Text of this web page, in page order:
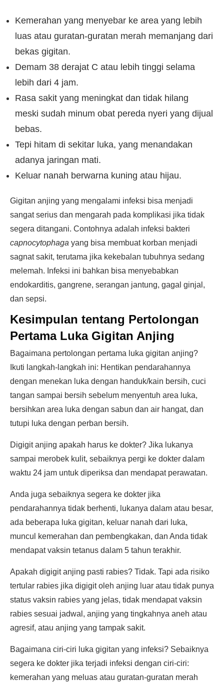
Kemerahan yang menyebar ke area yang lebih
luas atau guratan-guratan merah memanjang dari
bekas gigitan.
Demam 38 derajat C atau lebih tinggi selama
lebih dari 4 jam.
Rasa sakit yang meningkat dan tidak hilang
meski sudah minum obat pereda nyeri yang dijual
bebas.
Tepi hitam di sekitar luka, yang menandakan
adanya jaringan mati.
Keluar nanah berwarna kuning atau hijau.
Gigitan anjing yang mengalami infeksi bisa menjadi
sangat serius dan mengarah pada komplikasi jika tidak
segera ditangani. Contohnya adalah infeksi bakteri
capnocytophaga yang bisa membuat korban menjadi
sagnat sakit, terutama jika kekebalan tubuhnya sedang
melemah. Infeksi ini bahkan bisa menyebabkan
endokarditis, gangrene, serangan jantung, gagal ginjal,
dan sepsi.
Kesimpulan tentang Pertolongan
Pertama Luka Gigitan Anjing
Bagaimana pertolongan pertama luka gigitan anjing?
Ikuti langkah-langkah ini: Hentikan pendarahannya
dengan menekan luka dengan handuk/kain bersih, cuci
tangan sampai bersih sebelum menyentuh area luka,
bersihkan area luka dengan sabun dan air hangat, dan
tutupi luka dengan perban bersih.
Digigit anjing apakah harus ke dokter? Jika lukanya
sampai merobek kulit, sebaiknya pergi ke dokter dalam
waktu 24 jam untuk diperiksa dan mendapat perawatan.
Anda juga sebaiknya segera ke dokter jika
pendarahannya tidak berhenti, lukanya dalam atau besar,
ada beberapa luka gigitan, keluar nanah dari luka,
muncul kemerahan dan pembengkakan, dan Anda tidak
mendapat vaksin tetanus dalam 5 tahun terakhir.
Apakah digigit anjing pasti rabies? Tidak. Tapi ada risiko
tertular rabies jika digigit oleh anjing luar atau tidak punya
status vaksin rabies yang jelas, tidak mendapat vaksin
rabies sesuai jadwal, anjing yang tingkahnya aneh atau
agresif, atau anjing yang tampak sakit.
Bagaimana ciri-ciri luka gigitan yang infeksi? Sebaiknya
segera ke dokter jika terjadi infeksi dengan ciri-ciri:
kemerahan yang meluas atau guratan-guratan merah